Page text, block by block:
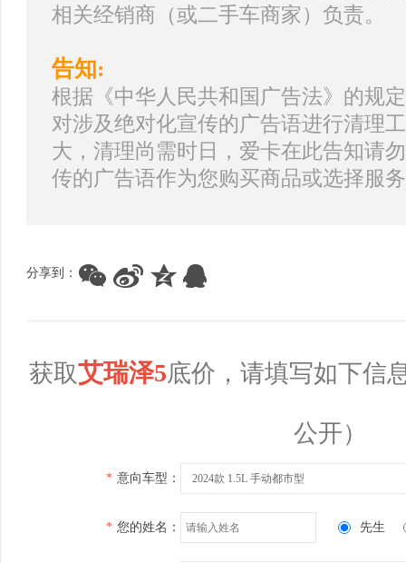
相关经销商（或二手车商家）负责。
告知:
根据《中华人民共和国广告法》的规
对涉及绝对化宣传的广告语进行清理
大，清理尚需时日，爱卡在此告知请
传的广告语作为您购买商品或选择服
分享到：
获取艾瑞泽5底价，请填写如下信
公开）
* 意向车型： 2024款 1.5L 手动都市型
* 您的姓名： 先生